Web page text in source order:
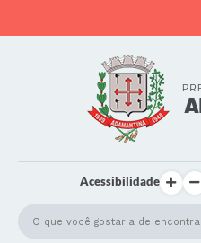
Acessibilidade